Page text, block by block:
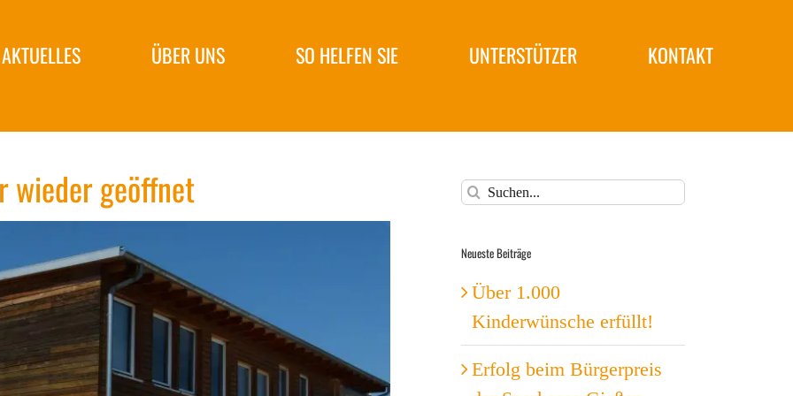
AKTUELLES ÜBER UNS SO HELFEN SIE UNTERSTÜTZER KONTAKT
wieder geöffnet
Suche
Neueste Beiträge
Über 1.000
Kinderwünsche erfüllt!
Erfolg beim Bürgerpreis